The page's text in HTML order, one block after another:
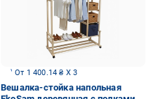
От 1 400.14 ₴ X 3
Вешалка-стойка напольная